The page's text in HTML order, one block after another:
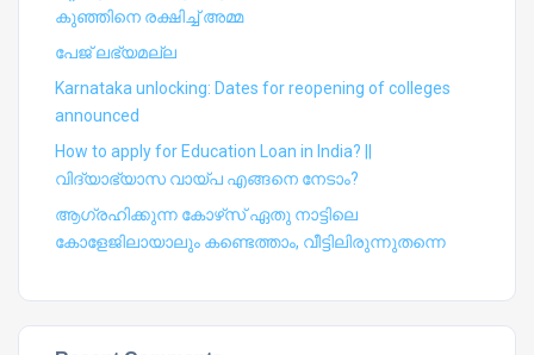
കുഞ്ഞിനെ രക്ഷിച്ച് അമ്മ
പേജ് ലഭ്യമല്ല
Karnataka unlocking: Dates for reopening of colleges
announced
How to apply for Education Loan in India? ||
വിദ്യാഭ്യാസ വായ്പ എങ്ങനെ നേടാം?
ആഗ്രഹിക്കുന്ന കോഴ്‍സ് ഏതു നാട്ടിലെ
കോളേജിലായാലും കണ്ടെത്താം, വീട്ടിലിരുന്നുതന്നെ